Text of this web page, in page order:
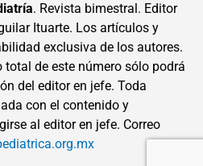
. Revista bimestral. Editor
Ituarte. Los artículos y
exclusiva de los autores.
de este número sólo podrá
del editor en jefe. Toda
con el contenido y
al editor en jefe. Correo